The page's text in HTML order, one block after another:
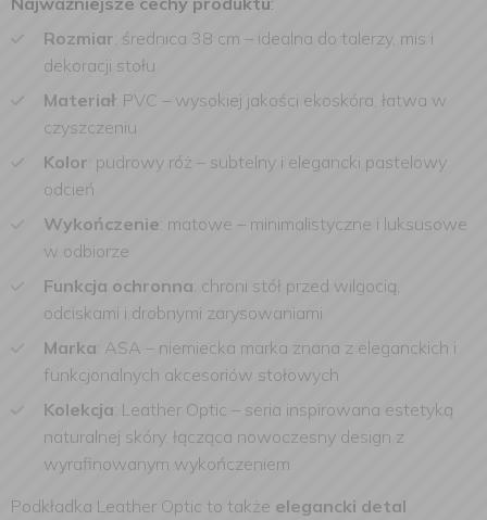
Rozmiar: średnica 38 cm – idealna do talerzy, mis i
dekoracji stołu
Materiał: PVC – wysokiej jakości ekoskóra, łatwa w
czyszczeniu
Kolor: pudrowy róż – subtelny i elegancki pastelowy
odcień
Wykończenie: matowe – minimalistyczne i luksusowe
w odbiorze
Funkcja ochronna: chroni stół przed wilgocią,
odciskami i drobnymi zarysowaniami
Marka: ASA – niemiecka marka znana z eleganckich i
funkcjonalnych akcesoriów stołowych
Kolekcja: Leather Optic – seria inspirowana estetyką
naturalnej skóry, łącząca nowoczesny design z
wyrafinowanym wykończeniem
Podkładka Leather Optic to także elegancki detal